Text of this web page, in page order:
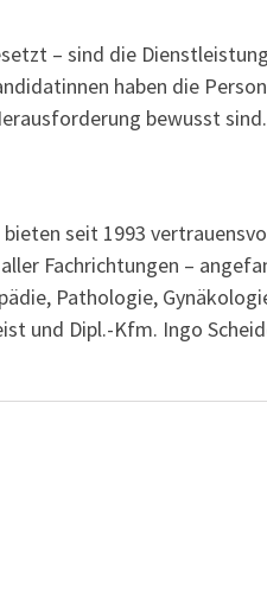
– sind die
haben die
bewusst sind.
seit 1993
Fachrichtungen –
Pathologie,
und Dipl.-Kfm. Ingo